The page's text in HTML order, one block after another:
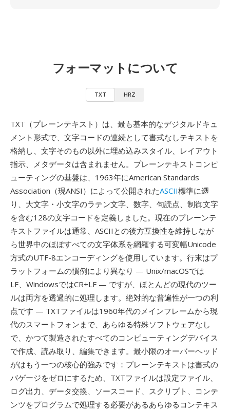
フォーマットについて
TXT HRZ
TXT（プレーンテキスト）は、最も基本的なデジタルドキュ
メント形式で、文字コードの連続として書式なしテキストを
格納し、文字そのもの以外に埋め込みスタイル、レイアウト
指示、メタデータは含まれません。プレーンテキストコンピ
ューティングの基盤は、1963年にAmerican Standards
Association（現ANSI）によって公開されたASCII標準に遡
り、大文字・小文字のラテン文字、数字、句読点、制御文字
を含む128の文字コードを定義しました。現在のプレーンテ
キストファイルは通常、ASCIIとの後方互換性を維持しなが
ら世界中のほぼすべての文字体系を網羅する可変幅Unicode
方式のUTF-8エンコーディングを使用しています。行末はプ
ラットフォームの慣例により異なり — Unix/macOSでは
LF、WindowsではCR+LF — ですが、ほとんどの現代のツー
ルは両方を透過的に処理します。絶対的な普遍性が一つの利
点です — TXTファイルは1960年代のメインフレームから現
代のスマートフォンまで、あらゆる特殊ソフトウェアなし
で、かつて製造されたすべてのコンピューティングデバイス
で作成、読み取り、編集できます。最小限のオーバーヘッド
がはもう一つの核心的強みです：プレーンテキストは書式の
バゲージをゼロにするため、TXTファイルは設定ファイル、
ログ出力、データ交換、ソースコード、スクリプト、コンテ
ンツをプログラムで処理する必要があるあらゆるコンテキス